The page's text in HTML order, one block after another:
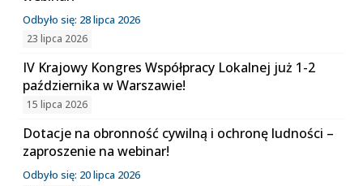
Odbyło się: 28 lipca 2026
23 lipca 2026
IV Krajowy Kongres Współpracy Lokalnej już 1-2
października w Warszawie!
15 lipca 2026
Dotacje na obronność cywilną i ochronę ludności –
zaproszenie na webinar!
Odbyło się: 20 lipca 2026